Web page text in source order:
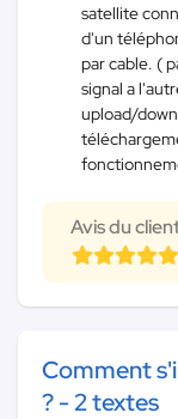
satellite
d'un
par cable. (
signal a
upload/
Avis du
Comment
? - 2 textes